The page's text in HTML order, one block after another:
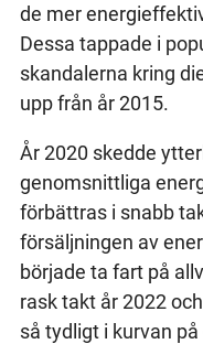
de mer
Dessa tappade i
skandalerna kring
upp från år 2015.
År 2020 skedde
genomsnittliga
förbättras i snabb
försäljningen av
började ta fart på
rask takt år 2022
så tydligt i kurvan